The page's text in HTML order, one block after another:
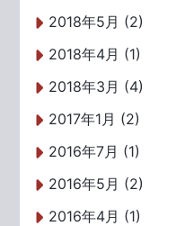
2018年5月 (2)
2018年4月 (1)
2018年3月 (4)
2017年1月 (2)
2016年7月 (1)
2016年5月 (2)
2016年4月 (1)